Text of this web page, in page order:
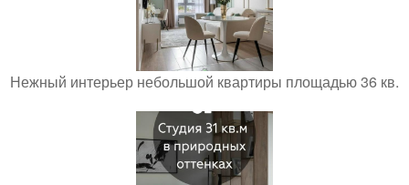
Нежный интерьер небольшой квартиры площадью 36 кв.